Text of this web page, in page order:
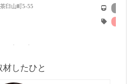
臼山町5-55
材したひと